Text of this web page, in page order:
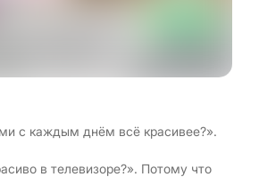
с каждым днём всё красивее?».
в телевизоре?». Потому что